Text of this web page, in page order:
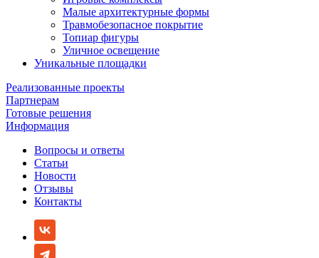
Малые архитектурные формы
Травмобезопасное покрытие
Топиар фигуры
Уличное освещение
Уникальные площадки
Реализованные проекты
Партнерам
Готовые решения
Информация
Вопросы и ответы
Статьи
Новости
Отзывы
Контакты